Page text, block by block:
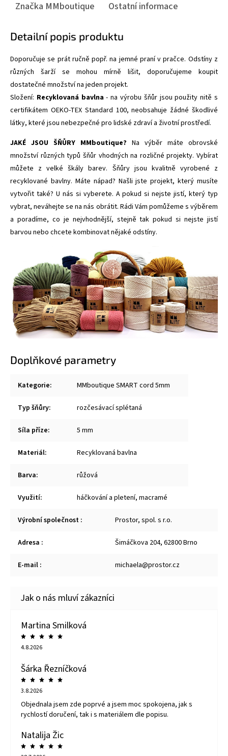
Značka MMboutique Ostatní informace
Detailní popis produktu
Doporučuje se prát ručně popř. na jemné praní v pračce. Odstíny z
různých šarží se mohou mírně lišit, doporučujeme koupit
dostatečné množství na jeden projekt.
Složení: Recyklovaná bavlna- na výrobu šňůr jsou použity nitě s
certifikátem OEKO-TEX Standard 100,neobsahuje žádné škodlivé
látky, které jsou nebezpečné pro lidské zdraví a životní prostředí.
JAKÉ JSOU ŠŇŮRY MMboutique? Na výběr máte obrovské
množství různých typů šňůr vhodných na rozličné projekty. Vybírat
můžete z velké škály barev. Šňůry jsou kvalitně vyrobené z
recyklované bavlny. Máte nápad? Našli jste projekt, který musíte
vytvořit také? U nás si vyberete. A pokud si nejste jistí, který typ
vybrat, neváhejte se na nás obrátit. Rádi Vám pomůžeme s výběrem
a poradíme, co je nejvhodnější, stejně tak pokud si nejste jistí
barvou nebo chcete kombinovat nějaké odstíny.
Doplňkové parametry
Kategorie: MMboutique SMART cord 5mm
Typ šňůry: rozčesávací splétaná
Síla příze: 5 mm
Materiál: Recyklovaná bavlna
Barva: růžová
Využití: háčkování a pletení, macramé
Výrobní společnost : Prostor, spol. s r.o.
Adresa : Šimáčkova 204, 62800 Brno
E-mail : michaela@prostor.cz
Martina Smilková
4.8.2026
Šárka Řezníčková
3.8.2026
Objednala jsem zde poprvé a jsem moc spokojena, jak s
rychlostí doručení, tak i s materiálem dle popisu.
Natalija Žic